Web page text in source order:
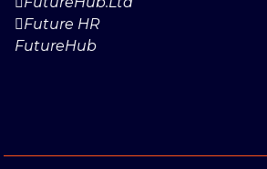
Future HR
FutureHub